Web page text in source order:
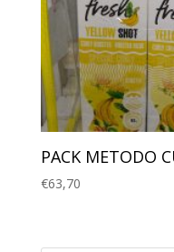
PACK METODO
€63,70